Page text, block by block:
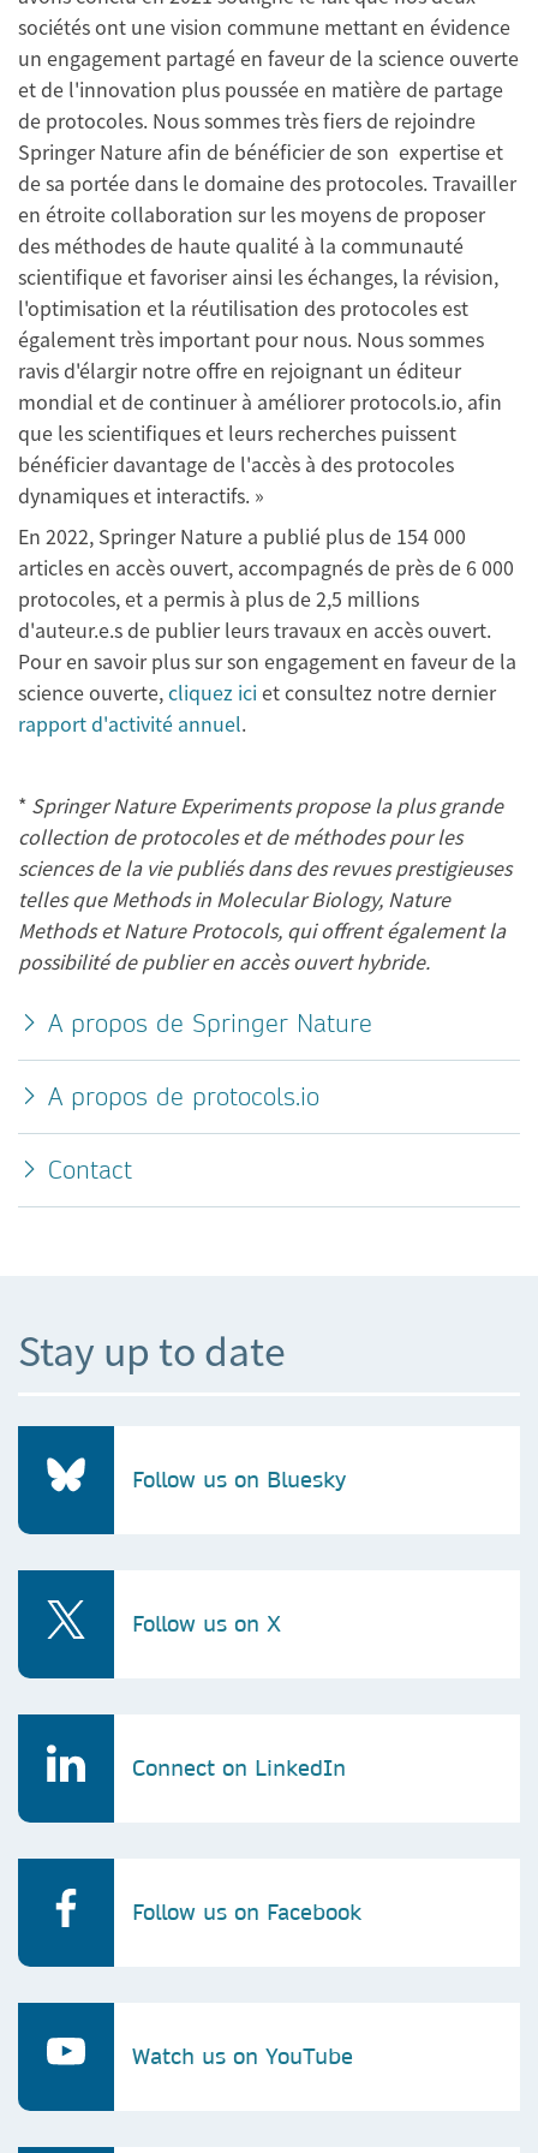
sociétés ont une vision commune mettant en évidence
un engagement partagé en faveur de la science ouverte
et de l'innovation plus poussée en matière de partage
de protocoles. Nous sommes très fiers de rejoindre
Springer Nature afin de bénéficier de son expertise et
de sa portée dans le domaine des protocoles. Travailler
en étroite collaboration sur les moyens de proposer
des méthodes de haute qualité à la communauté
scientifique et favoriser ainsi les échanges, la révision,
l'optimisation et la réutilisation des protocoles est
également très important pour nous. Nous sommes
ravis d'élargir notre offre en rejoignant un éditeur
mondial et de continuer à améliorer protocols.io, afin
que les scientifiques et leurs recherches puissent
bénéficier davantage de l'accès à des protocoles
dynamiques et interactifs. »
En 2022, Springer Nature a publié plus de 154 000
articles en accès ouvert, accompagnés de près de 6 000
protocoles, et a permis à plus de 2,5 millions
d'auteur.e.s de publier leurs travaux en accès ouvert.
Pour en savoir plus sur son engagement en faveur de la
science ouverte,cliquez ici et consultez notre dernier
rapport d'activité annuel.
* Springer Nature Experiments propose la plus grande
collection de protocoles et de méthodes pour les
sciences de la vie publiés dans des revues prestigieuses
telles que Methods in Molecular Biology, Nature
Methods et Nature Protocols, qui offrent également la
possibilité de publier en accès ouvert hybride.
A propos de Springer Nature
A propos de protocols.io
Contact
Stay up to date
Follow us on Bluesky
Follow us on X
Connect on LinkedIn
Follow us on Facebook
Watch us on YouTube